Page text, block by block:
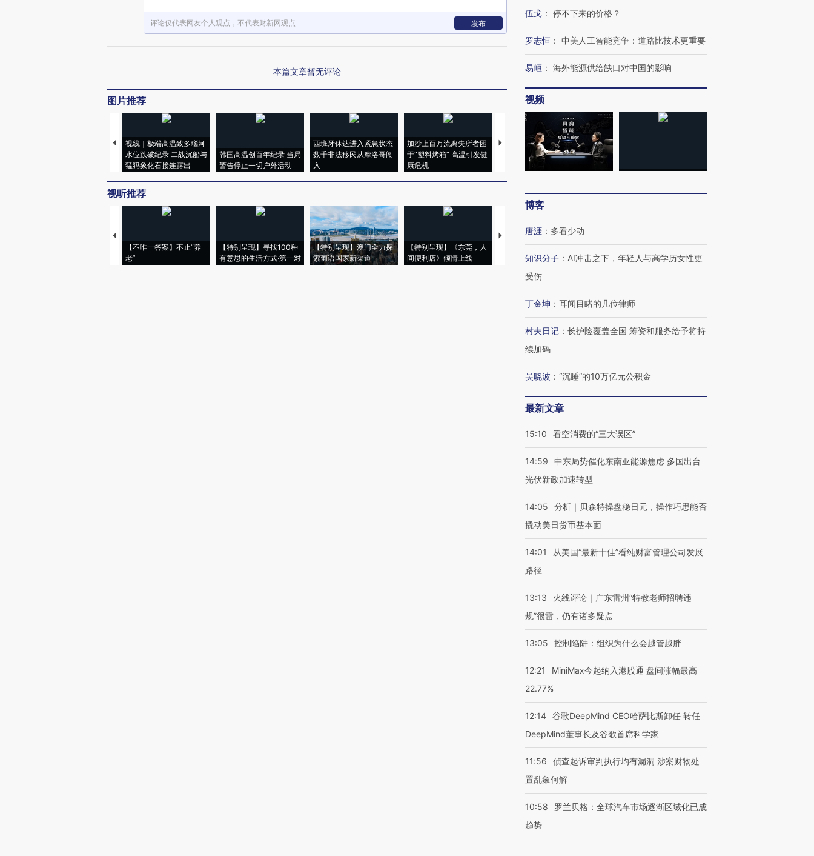
评论仅代表网友个人观点，不代表财新网观点 发布
本篇文章暂无评论
图片推荐
视线｜极端高温致多瑙河
水位跌破纪录 二战沉船与
猛犸象化石接连露出
韩国高温创百年纪录 当局
警告停止一切户外活动
西班牙休达进入紧急状态
数千非法移民从摩洛哥闯
入
加沙上百万流离失所者困
于“塑料烤箱” 高温引发健
康危机
马航飞行员跨国走私7万
粒摇头丸 尿检体内含3种
视线｜HYROX的吸金
术：是什么让中产们甘
心“花钱找虐”？
视听推荐
【不唯一答案】不止“养
老”
【特别呈现】寻找100种
有意思的生活方式·第一对
【特别呈现】澳门全力探
索葡语国家新渠道
【特别呈现】《东莞，人
间便利店》倾情上线
【推广】走进第四届链博
会，让数智科技“链”接产
【特别呈现】寻找100种
有意思的生活方式·第三对
CFO：不靠规模取胜，华
住三大增长引擎是什么？
伍戈 ： 停不下来的价格？
罗志恒 ： 中美人工智能竞争：道路比技术更重要
易峘 ： 海外能源供给缺口对中国的影响
视频
博客
唐涯 ： 多看少动
知识分子 ： AI冲击之下，年轻人与高学历女性更
受伤
丁金坤 ： 耳闻目睹的几位律师
村夫日记 ： 长护险覆盖全国 筹资和服务给予将持
续加码
吴晓波 ： “沉睡”的10万亿元公积金
最新文章
15:10 看空消费的“三大误区”
14:59
中东局势催化东南亚能源焦虑 多国出台
光伏新政加速转型
14:05
分析｜贝森特操盘稳日元，操作巧思能否
撬动美日货币基本面
14:01
从美国“最新十佳”看纯财富管理公司发展
路径
13:13
火线评论｜广东雷州“特教老师招聘违
规”很雷，仍有诸多疑点
13:05 控制陷阱：组织为什么会越管越胖
12:21
MiniMax今起纳入港股通 盘间涨幅最高
22.77%
12:14 谷歌DeepMind CEO哈萨比斯卸任 转任
DeepMind董事长及谷歌首席科学家
11:56
侦查起诉审判执行均有漏洞 涉案财物处
置乱象何解
10:58
罗兰贝格：全球汽车市场逐渐区域化已成
趋势